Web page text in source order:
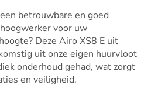
betrouwbare en goed
voor uw
Deze Airo XS8 E uit
uit onze eigen huurvloot
onderhoud gehad, wat zorgt
en veiligheid.